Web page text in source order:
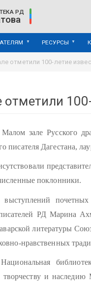
РД
РЕСУРСЫ
отметили 100-летие
зале Русского
писателя Дагестана,
поклонники.
выступлений
РД Марина
литературы
нравственных
и наследию